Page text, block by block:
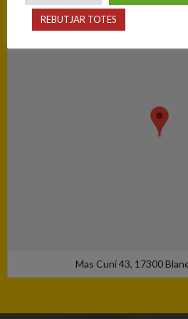
Blanes - Ciutat
Mas Cuní 43, 17300
REBUTJAR TOTES